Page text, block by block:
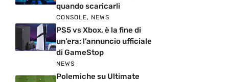
quando scaricarli
CONSOLE, NEWS
PS5 vs Xbox, è la fine di
un’era: l’annuncio ufficiale
di GameStop
NEWS
Polemiche su Ultimate